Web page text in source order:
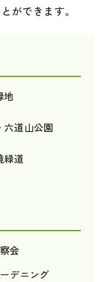
ができます。
地
六道山公園
緑道
会
デニング